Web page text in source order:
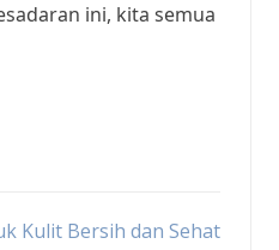
ini, kita semua
Kulit Bersih dan Sehat